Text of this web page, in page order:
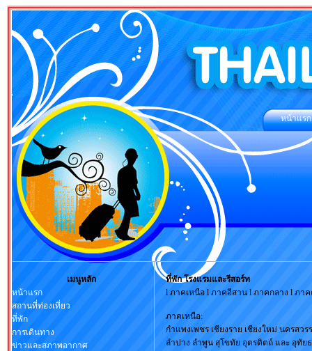
หน้าแรก
เมนูหลัก
หน้าแรก
สถานที่ท่องเที่ยว
ที่พัก
การเดินทาง
ข่าวและสภาพอากาศ
ที่พัก โรงแรมและรีสอร์ท
l ภาคเหนือ l ภาคอีสาน l ภาคกลาง l ภา
ภาคเหนือ:
กำแพงเพชร เชียงราย เชียงใหม่ นครส
ลำปาง ลำพูน สุโขทัย อุตรดิตถ์ และ อุทัย